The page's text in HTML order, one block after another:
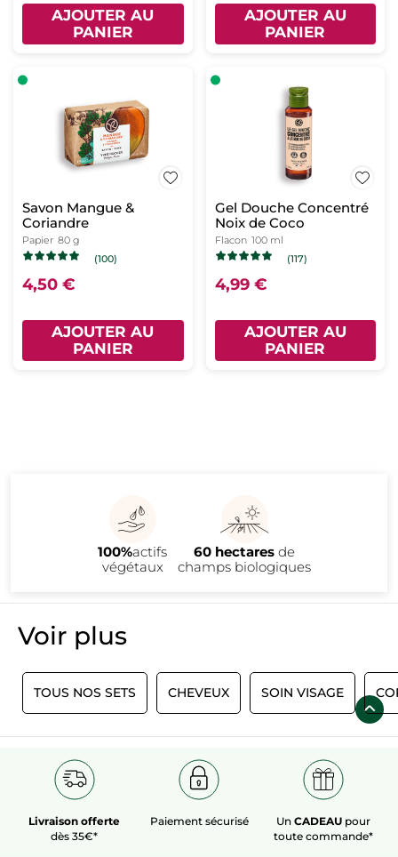
AJOUTER AU
PANIER
AJOUTER AU
PANIER
Savon Mangue &
Coriandre
Papier 80 g
(100)
4,50 €
AJOUTER AU
PANIER
Gel Douche Concentré
Noix de Coco
Flacon 100 ml
(117)
4,99 €
AJOUTER AU
PANIER
100%actifs
végétaux
60 hectares de
champs biologiques
Voir plus
TOUS NOS SETS CHEVEUX SOIN VISAGE
Livraison offerte
dès 35€*
Paiement sécurisé UnCADEAU pour
toute commande*